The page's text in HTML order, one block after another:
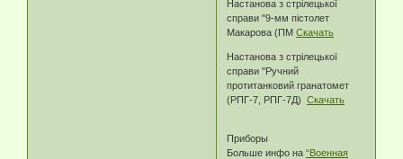
Настанова з стрілецької
справи "9-мм пістолет
Макарова (ПМСкачать
Настанова з стрілецької
справи "Ручний
протитанковий гранатомет
(РПГ-7, РПГ-7Д)Скачать
Приборы
Больше инфо на“Военная